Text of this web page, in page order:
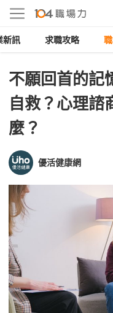
新訊 求職攻略
不願回首的記
自救？心理諮
麼？
優活健康網